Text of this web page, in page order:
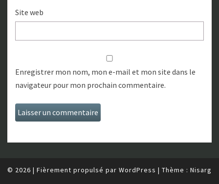
Site web
Enregistrer mon nom, mon e-mail et mon site dans le
navigateur pour mon prochain commentaire.
© 2026 | Fièrement propulsé par WordPress | Thème : Nisarg